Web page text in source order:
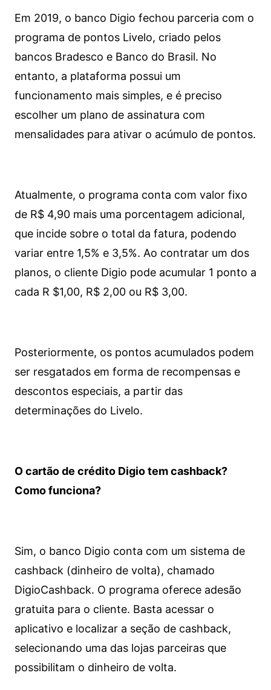
Em 2019, o banco Digio fechou parceria com o
programa de pontos Livelo, criado pelos
bancos Bradesco e Banco do Brasil. No
entanto, a plataforma possui um
funcionamento mais simples, e é preciso
escolher um plano de assinatura com
mensalidades para ativar o acúmulo de pontos.
Atualmente, o programa conta com valor fixo
de R$ 4,90 mais uma porcentagem adicional,
que incide sobre o total da fatura, podendo
variar entre 1,5% e 3,5%. Ao contratar um dos
planos, o cliente Digio pode acumular 1 ponto a
cada R $1,00, R$ 2,00 ou R$ 3,00.
Posteriormente, os pontos acumulados podem
ser resgatados em forma de recompensas e
descontos especiais, a partir das
determinações do Livelo.
O cartão de crédito Digio tem cashback?
Como funciona?
Sim, o banco Digio conta com um sistema de
cashback (dinheiro de volta), chamado
DigioCashback. O programa oferece adesão
gratuita para o cliente. Basta acessar o
aplicativo e localizar a seção de cashback,
selecionando uma das lojas parceiras que
possibilitam o dinheiro de volta.